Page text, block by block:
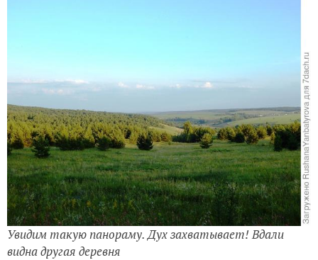
Увидим такую панораму. Дух захватывает!Вдали
видна другая деревня